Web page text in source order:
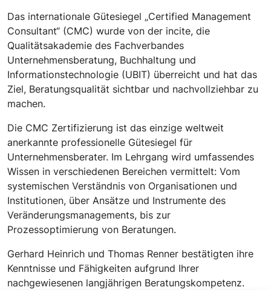
Das internationale Gütesiegel „Certified Management
Consultant“ (CMC) wurde von der incite, die
Qualitätsakademie des Fachverbandes
Unternehmensberatung, Buchhaltung und
Informationstechnologie (UBIT) überreicht und hat das
Ziel, Beratungsqualität sichtbar und nachvollziehbar zu
machen.
Die CMC Zertifizierung ist das einzige weltweit
anerkannte professionelle Gütesiegel für
Unternehmensberater. Im Lehrgang wird umfassendes
Wissen in verschiedenen Bereichen vermittelt: Vom
systemischen Verständnis von Organisationen und
Institutionen, über Ansätze und Instrumente des
Veränderungsmanagements, bis zur
Prozessoptimierung von Beratungen.
Gerhard Heinrich und Thomas Renner bestätigten ihre
Kenntnisse und Fähigkeiten aufgrund Ihrer
nachgewiesenen langjährigen Beratungskompetenz.